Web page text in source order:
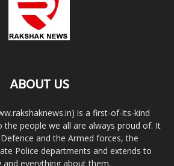
ABOUT US
is a first-of-its-kind
people we all are always proud of. It
and the Armed forces, the
Police departments and extends to
and everything about them.